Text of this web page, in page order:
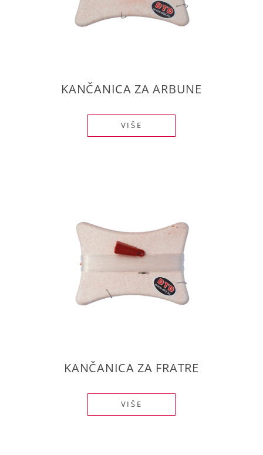
KANČANICA ZA ARBUNE
VIŠE
KANČANICA ZA FRATRE
VIŠE